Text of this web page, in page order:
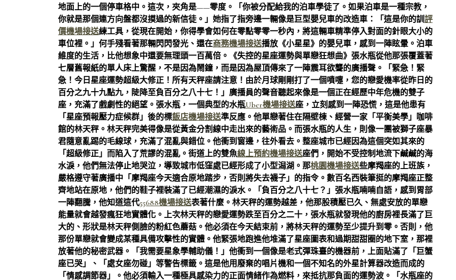
地面上的一個停車格中。這次，夾角是——零度。「你被分配給我的泊車學徒了。如果泊車是一種宗教，
你就是那個連方向盤都沒摸過的新信徒。」她指了指旁邊一輛像是巨型嬰兒車的改造車：「這是你的訓評
價機場接送練工具，從現在開始，你得學會如何在零點零零一秒內，將這輛車精準停入對面的針眼大小的
車位裡。」何手殘看著那輛閃閃發光、還在商務機場接送播放《小星星》的嬰兒車，感到一陣眩暈。泊車
維度的生活，比他想象中還要無理頭一百萬倍。《失控的星座運勢與單戀狂想曲》張水瓶從他那張覆蓋著
七層舊報紙的單人床上驚醒，不是因為鬧鐘，而是因為屋頂傳來了一陣震耳欲聾的廣播聲。「緊急！緊
急！今日星座運勢超級大修正！所有天秤座請注意！由於月球剛剛打了一個噴嚏，您的戀愛機率從昨日的
百分之九十九點九，陡降至負百分之八十七！」廣播員的聲音聽起來像是一個正在經歷中年危機的雙子
座，充滿了戲劇性的絕望。張水瓶，一個典型的水瓶Uber機場接送座，立刻感到一陣恐慌，這是他患有
「星座預報壓力症候群」後的標飯店機場接送準反應。他單戀著住在隔壁棟、經營一家「平衡美學」咖啡
館的林天秤。林天秤完美得像是從黃金分割線中走出來的藝術品。而張水瓶的人生，則像一團被獅子座暴
君隨意亂踢的毛線球，充滿了混亂與錯位。他衝到窗邊，往外看去。整座城市已經因為這個突如其來的
「超級修正」而陷入了荒謬的混亂。街道上的雙魚線上預約機場接送座們，開始不受控制地流下鹹鹹的海
水淚，他們無法停止地哭泣，導致城市低窪處已經形成了小型潟湖。那桃園機場接送些摩羯座的上班族，
嚴格遵守著廣播中「摩羯座今天適合原地踏步，否則將失去襪子」的指令。數百名西裝筆挺的摩羯座正整
齊地站在原地，他們的鞋子裡裝滿了已經潮濕的淚水。「負百分之八十七？」張水瓶喃喃自語，感到胃部
一陣翻騰，他知道這代55688機場接送表著什麼。林天秤的運勢越差，他那股積壓已久、無處安放的單戀
能量就會越發瘋狂地實體化。上次林天秤的戀愛運勢跌至百分之二十，張水瓶就發現他的廚房裡長滿了巨
大的、形狀是林天秤側臉的粉紅色蘑菇。他必須在今天結束前，將林天秤的運勢至少提升到零。否則，他
那份單戀就會變成某種具備攻擊性的實體。他緊張地跑進他堆滿了星座圖表和過期甜甜圈的地下室，那裡
放著他的秘密武器。「我需要星象學輔助儀！」他衝到一個像是老式彈珠臺的機器前，上面貼滿了「巨蟹
座已哭」、「處女座勿碰」等警告標籤。這是他用廢棄的唱片機和一個不知名的外星計算器改造而成的
「情感調節器」。他必須輸入一種極具感染力的正面情緒作為燃料，來抵抗那負面的運勢波。「水瓶座的